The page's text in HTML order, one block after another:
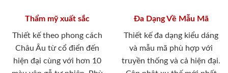
Thẩm mỹ xuất sắc
Thiết kế theo phong cách
Châu Âu từ cổ điển đến
hiện đại cùng với hơn 10
Đa Dạng Về Mẫu Mã
Thiết kế đa dạng kiểu dáng
và mẫu mã phù hợp với
truyền thống và cả hiện đại.